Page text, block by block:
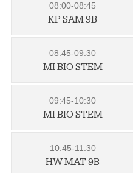
08:00-08:45
KP SAM 9B
08:45-09:30
MI BIO STEM
09:45-10:30
MI BIO STEM
10:45-11:30
HW MAT 9B